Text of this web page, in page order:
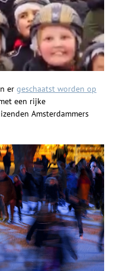
er geschaatst worden op
een rijke
Amsterdammers